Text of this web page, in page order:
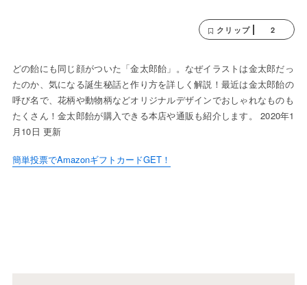
クリップ 2
どの飴にも同じ顔がついた「金太郎飴」。なぜイラストは金太郎だっ
たのか、気になる誕生秘話と作り方を詳しく解説！最近は金太郎飴の
呼び名で、花柄や動物柄などオリジナルデザインでおしゃれなものも
たくさん！金太郎飴が購入できる本店や通販も紹介します。 2020年1
月10日 更新
簡単投票でAmazonギフトカードGET！